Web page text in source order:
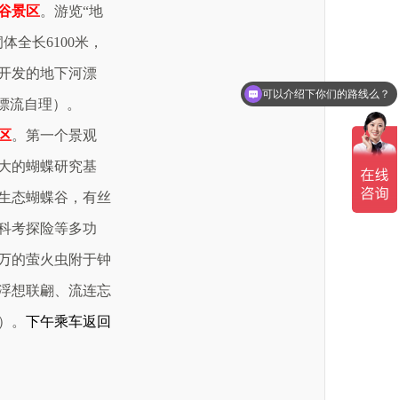
景区。游览“地
体全长6100米，
发的地下河漂
流自理）。
。第一个景观
的蝴蝶研究基
态蝴蝶谷，有丝
考探险等多功
的萤火虫附于钟
想联翩、流连忘
。 下午乘车返回
可以介绍下你们的路线么？